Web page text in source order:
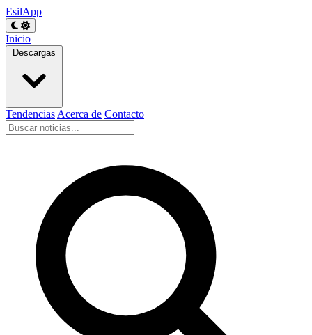
EsilApp
Inicio
Descargas
Tendencias Acerca de Contacto